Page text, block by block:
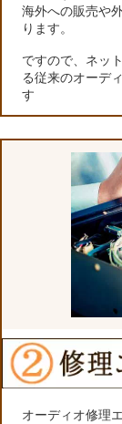
海外への販売や
ります。
ですので、ネッ
る従来のオーデ
す
オーディオ修理